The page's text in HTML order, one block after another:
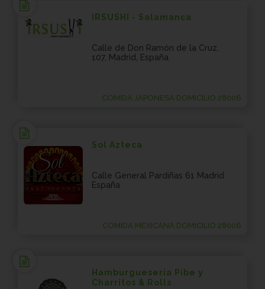
IRSUSHI - Salamanca
Calle de Don Ramón de la Cruz,
107, Madrid, España
COMIDA JAPONESA DOMICILIO 28006
Sol Azteca
Calle General Pardiñas 61 Madrid
España
COMIDA MEXICANA DOMICILIO 28006
Hamburguesería Pibe y
Charritos & Rolls